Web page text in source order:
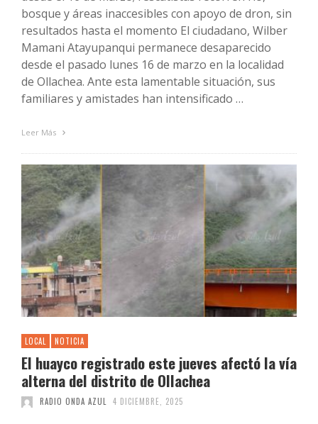
bosque y áreas inaccesibles con apoyo de dron, sin
resultados hasta el momento El ciudadano, Wilber
Mamani Atayupanqui permanece desaparecido
desde el pasado lunes 16 de marzo en la localidad
de Ollachea. Ante esta lamentable situación, sus
familiares y amistades han intensificado …
Leer Más
LOCAL NOTICIA
El huayco registrado este jueves afectó la vía
alterna del distrito de Ollachea
RADIO ONDA AZUL 4 DICIEMBRE, 2025